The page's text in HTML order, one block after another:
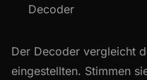
Decoder
Der Decoder vergleicht
eingestellten. Stimmen